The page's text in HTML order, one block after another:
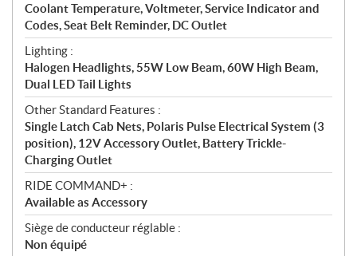
Coolant Temperature, Voltmeter, Service Indicator and
Codes, Seat Belt Reminder, DC Outlet
Lighting :
Halogen Headlights, 55W Low Beam, 60W High Beam,
Dual LED Tail Lights
Other Standard Features :
Single Latch Cab Nets, Polaris Pulse Electrical System (3
position), 12V Accessory Outlet, Battery Trickle-
Charging Outlet
RIDE COMMAND+ :
Available as Accessory
Siège de conducteur réglable :
Non équipé